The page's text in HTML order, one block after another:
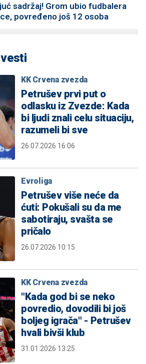
sadržaj! Grom ubio fudbalera
povređeno još 12 osoba
KK Crvena zvezda
Petrušev prvi put o
odlasku iz Zvezde: Kada
bi ljudi znali celu situaciju,
razumeli bi sve
26.07.2026 16:06
Evroliga
Petrušev više neće da
ćuti: Pokušali su da me
sabotiraju, svašta se
pričalo
26.07.2026 10:15
KK Crvena zvezda
"Kada god bi se neko
povredio, dovodili bi još
boljeg igrača" - Petrušev
hvali bivši klub
31.01.2026 13:25